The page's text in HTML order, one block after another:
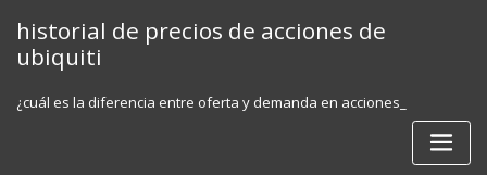
content
historial de precios de acciones de
ubiquiti
¿cuál es la diferencia entre oferta y demanda en acciones_